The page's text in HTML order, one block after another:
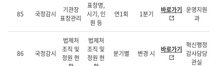
85 국정감시
기관장
표창관리
표창명,
시기, 인
원 등
연1회 1분기 바로가기 운영지원
과
86 국정감시
법제처
조직 및
정원 현
법제처
조직 및
정원 현
분기별 변경 시 바로가기 혁신행정
감사담당
관실